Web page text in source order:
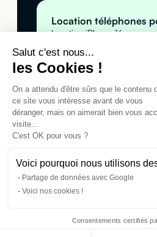
Salut c'est nous...
les Cookies !
On a attendu d'être sûrs que le contenu
ce site vous intéresse avant de vous
déranger, mais on aimerait bien vous
visite...
C'est OK pour vous ?
Voici pourquoi nous utilisons
Partage de données avec Google
Voici nos cookies !
Consentements certifiés
Location téléphones
Location iPhone 16
Location Samsung Galaxy
Location MacBook
Location Apple MacBook
Location Apple MacBook Air
Location MacBook Air 15" M4
Location tablettes
Location Apple iPad Pro 11"
Location Samsung Galaxy
©2024 Cleaq SAS. Tous
Conditions générales
Politique de